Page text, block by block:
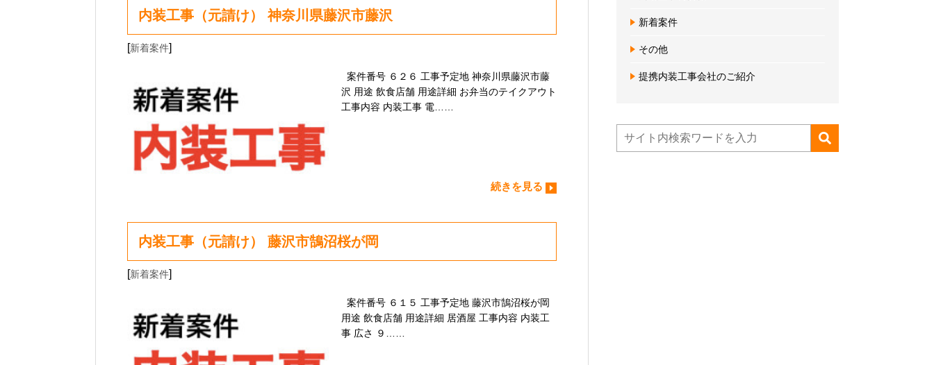
内装工事（元請け） 神奈川県藤沢市藤沢
[新着案件]
案件番号 ６２６ 工事予定地 神奈川県藤沢市藤
沢 用途 飲食店舗 用途詳細 お弁当のテイクアウト
工事内容 内装工事 電……
続きを見る
内装工事（元請け） 藤沢市鵠沼桜が岡
[新着案件]
案件番号 ６１５ 工事予定地 藤沢市鵠沼桜が岡
用途 飲食店舗 用途詳細 居酒屋 工事内容 内装工
事 広さ ９……
新着案件
その他
提携内装工事会社のご紹介